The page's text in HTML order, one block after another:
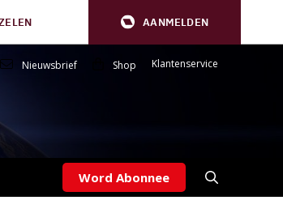
AANMELDEN
Nieuwsbrief Shop Klantenservice
Word Abonnee